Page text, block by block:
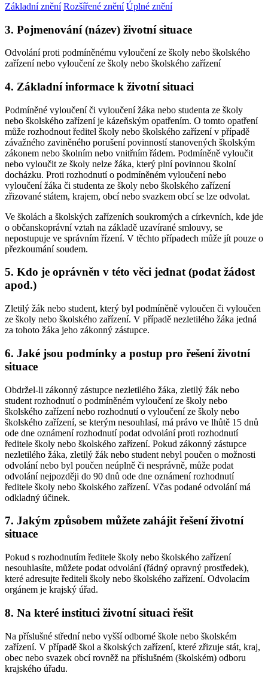
Základní znění Rozšířené znění Úplné znění
3. Pojmenování (název) životní situace
Odvolání proti podmíněnému vyloučení ze školy nebo školského
zařízení nebo vyloučení ze školy nebo školského zařízení
4. Základní informace k životní situaci
Podmíněné vyloučení či vyloučení žáka nebo studenta ze školy
nebo školského zařízení je kázeňským opatřením. O tomto opatření
může rozhodnout ředitel školy nebo školského zařízení v případě
závažného zaviněného porušení povinností stanovených školským
zákonem nebo školním nebo vnitřním řádem. Podmíněně vyloučit
nebo vyloučit ze školy nelze žáka, který plní povinnou školní
docházku. Proti rozhodnutí o podmíněném vyloučení nebo
vyloučení žáka či studenta ze školy nebo školského zařízení
zřizované státem, krajem, obcí nebo svazkem obcí se lze odvolat.
Ve školách a školských zařízeních soukromých a církevních, kde jde
o občanskoprávní vztah na základě uzavírané smlouvy, se
nepostupuje ve správním řízení. V těchto případech může jít pouze o
přezkoumání soudem.
5. Kdo je oprávněn v této věci jednat (podat žádost
apod.)
Zletilý žák nebo student, který byl podmíněně vyloučen či vyloučen
ze školy nebo školského zařízení. V případě nezletilého žáka jedná
za tohoto žáka jeho zákonný zástupce.
6. Jaké jsou podmínky a postup pro řešení životní
situace
Obdržel-li zákonný zástupce nezletilého žáka, zletilý žák nebo
student rozhodnutí o podmíněném vyloučení ze školy nebo
školského zařízení nebo rozhodnutí o vyloučení ze školy nebo
školského zařízení, se kterým nesouhlasí, má právo ve lhůtě 15 dnů
ode dne oznámení rozhodnutí podat odvolání proti rozhodnutí
ředitele školy nebo školského zařízení. Pokud zákonný zástupce
nezletilého žáka, zletilý žák nebo student nebyl poučen o možnosti
odvolání nebo byl poučen neúplně či nesprávně, může podat
odvolání nejpozději do 90 dnů ode dne oznámení rozhodnutí
ředitele školy nebo školského zařízení. Včas podané odvolání má
odkladný účinek.
7. Jakým způsobem můžete zahájit řešení životní
situace
Pokud s rozhodnutím ředitele školy nebo školského zařízení
nesouhlasíte, můžete podat odvolání (řádný opravný prostředek),
které adresujte řediteli školy nebo školského zařízení. Odvolacím
orgánem je krajský úřad.
8. Na které instituci životní situaci řešit
Na příslušné střední nebo vyšší odborné škole nebo školském
zařízení. V případě škol a školských zařízení, které zřizuje stát, kraj,
obec nebo svazek obcí rovněž na příslušném (školském) odboru
krajského úřadu.